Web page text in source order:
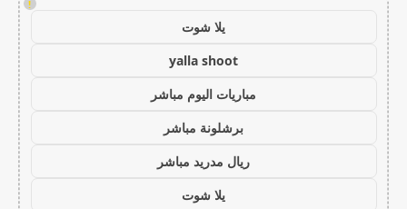
!
يلا شوت
yalla shoot
مباريات اليوم مباشر
برشلونة مباشر
ريال مدريد مباشر
يلا شوت